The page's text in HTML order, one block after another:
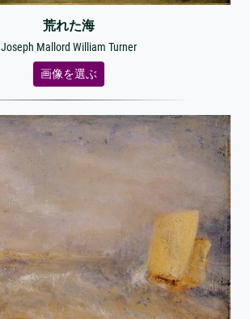
荒れた海
Joseph Mallord William Turner
画像を選ぶ